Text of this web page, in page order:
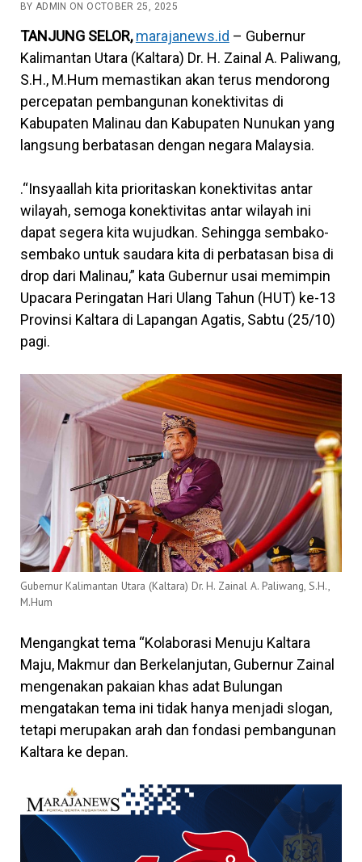
BY ADMIN ON OCTOBER 25, 2025
TANJUNG SELOR, marajanews.id – Gubernur
Kalimantan Utara (Kaltara) Dr. H. Zainal A. Paliwang,
S.H., M.Hum memastikan akan terus mendorong
percepatan pembangunan konektivitas di
Kabupaten Malinau dan Kabupaten Nunukan yang
langsung berbatasan dengan negara Malaysia.
.“Insyaallah kita prioritaskan konektivitas antar
wilayah, semoga konektivitas antar wilayah ini
dapat segera kita wujudkan. Sehingga sembako-
sembako untuk saudara kita di perbatasan bisa di
drop dari Malinau,” kata Gubernur usai memimpin
Upacara Peringatan Hari Ulang Tahun (HUT) ke-13
Provinsi Kaltara di Lapangan Agatis, Sabtu (25/10)
pagi.
Gubernur Kalimantan Utara (Kaltara) Dr. H. Zainal A. Paliwang, S.H.,
M.Hum
Mengangkat tema “Kolaborasi Menuju Kaltara
Maju, Makmur dan Berkelanjutan, Gubernur Zainal
mengenakan pakaian khas adat Bulungan
mengatakan tema ini tidak hanya menjadi slogan,
tetapi merupakan arah dan fondasi pembangunan
Kaltara ke depan.